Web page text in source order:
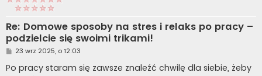
Re: Domowe sposoby na stres i relaks po pracy –
podzielcie się swoimi trikami!
P
s
t
23 wrz 2025, o 12:03
Po pracy staram się zawsze znaleźć chwilę dla siebie, żeby